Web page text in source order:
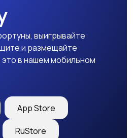
выигрывайте
и размещайте
в нашем мобильном
App Store
RuStore